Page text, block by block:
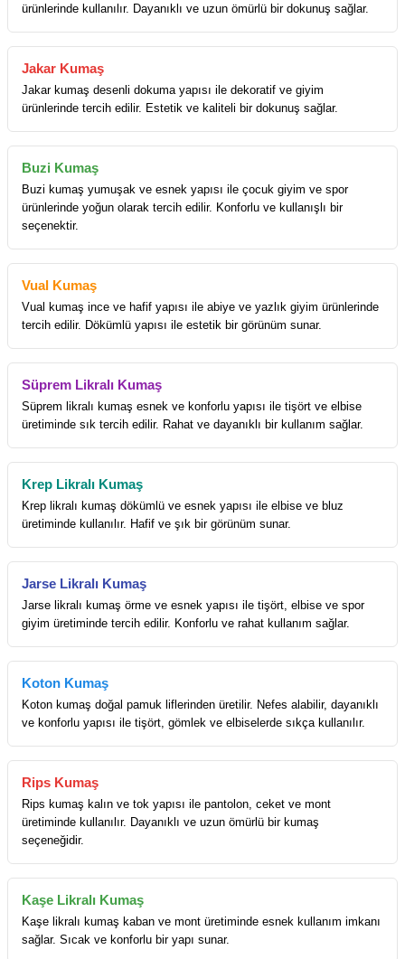
ürünlerinde kullanılır. Dayanıklı ve uzun ömürlü bir dokunuş sağlar.
Jakar Kumaş
Jakar kumaş desenli dokuma yapısı ile dekoratif ve giyim
ürünlerinde tercih edilir. Estetik ve kaliteli bir dokunuş sağlar.
Buzi Kumaş
Buzi kumaş yumuşak ve esnek yapısı ile çocuk giyim ve spor
ürünlerinde yoğun olarak tercih edilir. Konforlu ve kullanışlı bir
seçenektir.
Vual Kumaş
Vual kumaş ince ve hafif yapısı ile abiye ve yazlık giyim ürünlerinde
tercih edilir. Dökümlü yapısı ile estetik bir görünüm sunar.
Süprem Likralı Kumaş
Süprem likralı kumaş esnek ve konforlu yapısı ile tişört ve elbise
üretiminde sık tercih edilir. Rahat ve dayanıklı bir kullanım sağlar.
Krep Likralı Kumaş
Krep likralı kumaş dökümlü ve esnek yapısı ile elbise ve bluz
üretiminde kullanılır. Hafif ve şık bir görünüm sunar.
Jarse Likralı Kumaş
Jarse likralı kumaş örme ve esnek yapısı ile tişört, elbise ve spor
giyim üretiminde tercih edilir. Konforlu ve rahat kullanım sağlar.
Koton Kumaş
Koton kumaş doğal pamuk liflerinden üretilir. Nefes alabilir, dayanıklı
ve konforlu yapısı ile tişört, gömlek ve elbiselerde sıkça kullanılır.
Rips Kumaş
Rips kumaş kalın ve tok yapısı ile pantolon, ceket ve mont
üretiminde kullanılır. Dayanıklı ve uzun ömürlü bir kumaş
seçeneğidir.
Kaşe Likralı Kumaş
Kaşe likralı kumaş kaban ve mont üretiminde esnek kullanım imkanı
sağlar. Sıcak ve konforlu bir yapı sunar.